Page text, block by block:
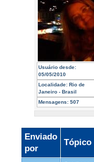
Usuário desde:
05/05/2010
Localidade: Rio de
Janeiro - Brasil
Mensagens: 507
Enviado
por
Tópico